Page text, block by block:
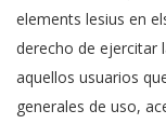
elements lesius en
derecho de ejercitar
aquellos usuarios
generales de uso,